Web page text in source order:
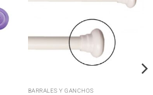
BARRALES Y GANCHOS